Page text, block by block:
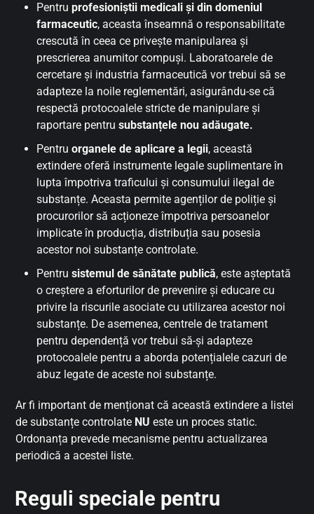
Pentruprofesioniștii medicali și din domeniul
farmaceutic, aceasta înseamnă o responsabilitate
crescută în ceea ce privește manipularea și
prescrierea anumitor compuși. Laboratoarele de
cercetare și industria farmaceutică vor trebui să se
adapteze la noile reglementări, asigurându-se că
respectă protocoalele stricte de manipulare și
raportare pentrusubstanțele nou adăugate.
Pentruorganele de aplicare a legii, această
extindere oferă instrumente legale suplimentare în
lupta împotriva traficului și consumului ilegal de
substanțe. Aceasta permite agenților de poliție și
procurorilor să acționeze împotriva persoanelor
implicate în producția, distribuția sau posesia
acestor noi substanțe controlate.
Pentrusistemul de sănătate publică, este așteptată
o creștere a eforturilor de prevenire și educare cu
privire la riscurile asociate cu utilizarea acestor noi
substanțe. De asemenea, centrele de tratament
pentru dependență vor trebui să-și adapteze
protocoalele pentru a aborda potențialele cazuri de
abuz legate de aceste noi substanțe.
Ar fi important de menționat că această extindere a listei
de substanțe controlate NU este un proces static.
Ordonanța prevede mecanisme pentru actualizarea
periodică a acestei liste.
Reguli speciale pentru